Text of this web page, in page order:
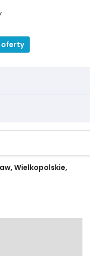
oferty
Wielkopolskie,